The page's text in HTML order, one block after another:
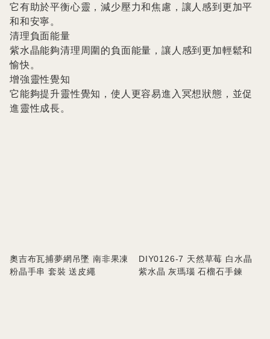
它有助於平衡心靈，減少壓力和焦慮，讓人感到更加平
和和安寧。
清理負面能量
紫水晶能夠清理周圍的負面能量，讓人感到更加輕鬆和
愉快。
增強靈性覺知
它能夠提升靈性覺知，使人更容易進入冥想狀態，並促
進靈性成長。
奧吉布瓦捕夢網吊墜 南非果凍
粉晶手串 套裝 送皮繩
DIY0126-7 天然草莓 白水晶
紫水晶 灰瑪瑙 石榴石手鍊